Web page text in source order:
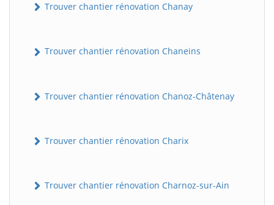
Trouver chantier rénovation Chanay
Trouver chantier rénovation Chaneins
Trouver chantier rénovation Chanoz-Châtenay
Trouver chantier rénovation Charix
Trouver chantier rénovation Charnoz-sur-Ain